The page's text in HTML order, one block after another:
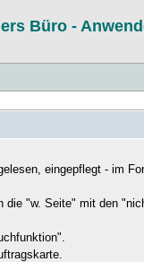
Büro -
eingepflegt - im
"w. Seite" mit den